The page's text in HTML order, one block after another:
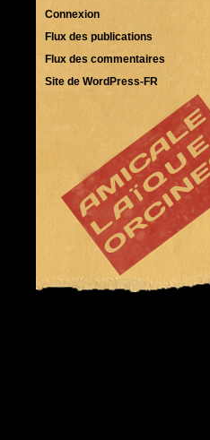
Connexion
Flux des publications
Flux des commentaires
Site de WordPress-FR